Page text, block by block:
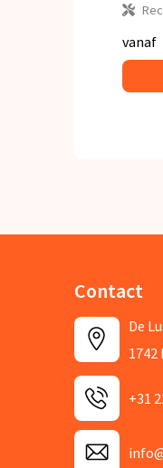
vanaf
Contact
De
1742
+31